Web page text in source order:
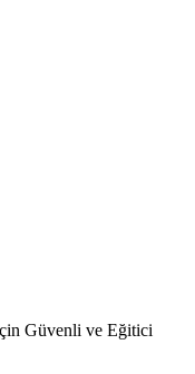
Güvenli ve Eğitici